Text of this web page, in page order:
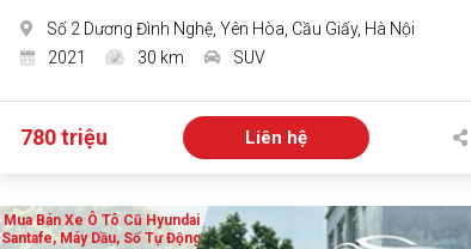
Số 2 Dương Đình Nghệ, Yên Hòa, Cầu Giấy, Hà Nội
2021
30 km SUV
780 triệu Liên hệ
Mua Bán Xe Ô Tô Cũ Hyundai
Santafe, Máy Dầu, Số Tự Động